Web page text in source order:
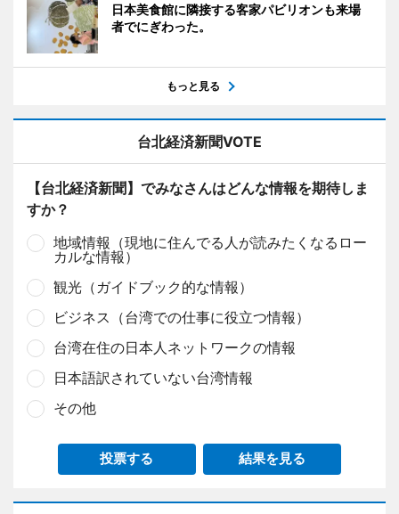
日本美食館に隣接する客家パビリオンも来場
者でにぎわった。
もっと見る
台北経済新聞VOTE
【台北経済新聞】でみなさんはどんな情報を期待しま
すか？
地域情報（現地に住んでる人が読みたくなるロー
カルな情報）
観光（ガイドブック的な情報）
ビジネス（台湾での仕事に役立つ情報）
台湾在住の日本人ネットワークの情報
日本語訳されていない台湾情報
その他
投票する 結果を見る